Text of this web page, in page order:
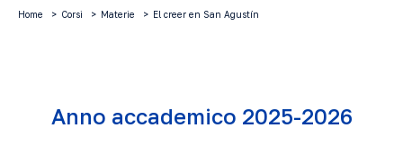
Home Corsi Materie El creer en San Agustín
Anno accademico 2025-2026